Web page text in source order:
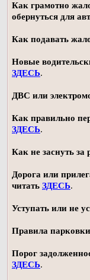
Как грамотно
обернуться для
Как подавать
Новые
ЗДЕСЬ.
ДВС или
Как правильно
ЗДЕСЬ.
Как не заснуть за
Дорога или
читать ЗДЕСЬ.
Уступать или не
Правила
Порог
ЗДЕСЬ.